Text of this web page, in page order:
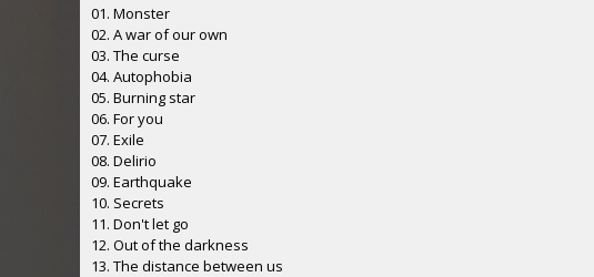
01. Monster
02. A war of our own
03. The curse
04. Autophobia
05. Burning star
06. For you
07. Exile
08. Delirio
09. Earthquake
10. Secrets
11. Don't let go
12. Out of the darkness
13. The distance between us